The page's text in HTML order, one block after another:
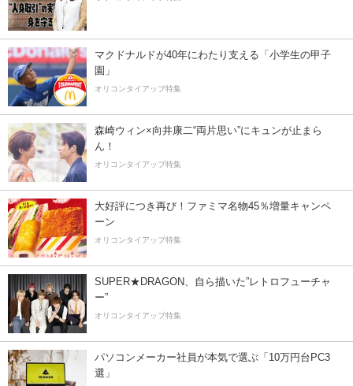
マクドナルドが40年にわたり支える「小学生の甲子
園」
オリコンタイアップ特集
森崎ウィン×向井康二“両片思い”にキュンが止まら
ん！
オリコンタイアップ特集
大好評につき再び！ファミマ名物45％増量キャンペ
ーン
オリコンタイアップ特集
SUPER★DRAGON、自ら描いた”レトロフューチャ
ー”
オリコンタイアップ特集
パソコンメーカー社員が本気で選ぶ「10万円台PC3
選」